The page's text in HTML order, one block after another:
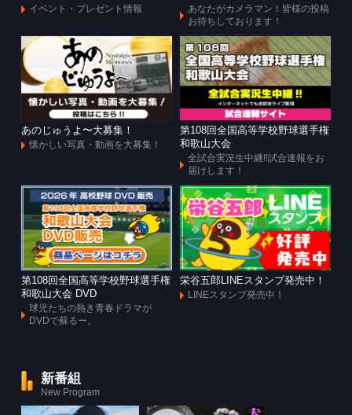
イベント・プレゼント情報
あなたがカメラマン！皆様の投稿
お待ちしております！
あのじゅうよ〜大募集！
懐かしい写真・動画を大募集！
第108回全国高等学校野球選手権
和歌山大会
全試合実況生中継!!試合速報をお
届けします！
第108回全国高等学校野球選手権
和歌山大会 DVD
球児たちの熱き青春ドラマが
DVDで蘇るー。
栄谷五郎LINEスタンプ発売中！
LINEスタンプ発売中！
新番組
New Program